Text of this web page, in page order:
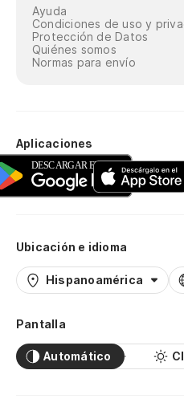
Ayuda
Condiciones de uso y
Protección de Datos
Quiénes somos
Normas para envío
Aplicaciones
Ubicación e idioma
Hispanoamérica
Pantalla
Automático